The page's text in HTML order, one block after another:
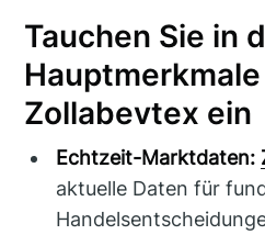
Tauchen Sie in
Zollabevtex ein
Echtzeit-Marktdaten:
aktuelle Daten für